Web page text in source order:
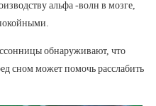
альфа -волн в мозге,
обнаруживают, что
сном может помочь расслабить